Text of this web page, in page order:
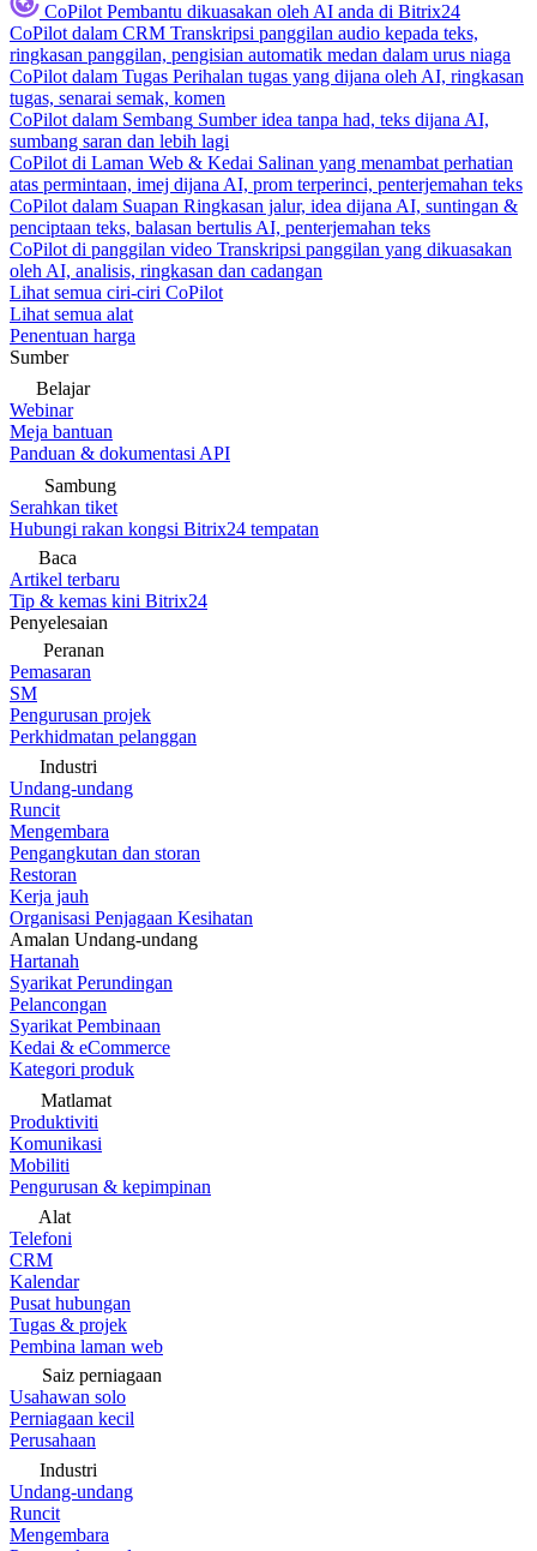
CoPilot Pembantu dikuasakan oleh AI anda di Bitrix24
CoPilot dalam CRM Transkripsi panggilan audio kepada teks,
ringkasan panggilan, pengisian automatik medan dalam urus niaga
CoPilot dalam Tugas Perihalan tugas yang dijana oleh AI, ringkasan
tugas, senarai semak, komen
CoPilot dalam Sembang Sumber idea tanpa had, teks dijana AI,
sumbang saran dan lebih lagi
CoPilot di Laman Web & Kedai Salinan yang menambat perhatian
atas permintaan, imej dijana AI, prom terperinci, penterjemahan teks
CoPilot dalam Suapan Ringkasan jalur, idea dijana AI, suntingan &
penciptaan teks, balasan bertulis AI, penterjemahan teks
CoPilot di panggilan video Transkripsi panggilan yang dikuasakan
oleh AI, analisis, ringkasan dan cadangan
Lihat semua ciri-ciri CoPilot
Lihat semua alat
Penentuan harga
Sumber
Belajar
Webinar
Meja bantuan
Panduan & dokumentasi API
Sambung
Serahkan tiket
Hubungi rakan kongsi Bitrix24 tempatan
Baca
Artikel terbaru
Tip & kemas kini Bitrix24
Penyelesaian
Peranan
Pemasaran
SM
Pengurusan projek
Perkhidmatan pelanggan
Industri
Undang-undang
Runcit
Mengembara
Pengangkutan dan storan
Restoran
Kerja jauh
Organisasi Penjagaan Kesihatan
Amalan Undang-undang
Hartanah
Syarikat Perundingan
Pelancongan
Syarikat Pembinaan
Kedai & eCommerce
Kategori produk
Matlamat
Produktiviti
Komunikasi
Mobiliti
Pengurusan & kepimpinan
Alat
Telefoni
CRM
Kalendar
Pusat hubungan
Tugas & projek
Pembina laman web
Saiz perniagaan
Usahawan solo
Perniagaan kecil
Perusahaan
Industri
Undang-undang
Runcit
Mengembara